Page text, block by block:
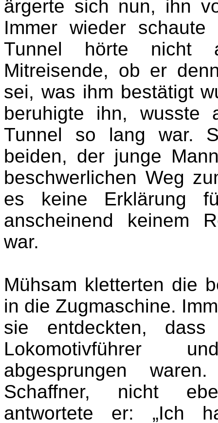
ärgerte sich nun, ihn
Immer wieder
Tunnel hörte nicht
Mitreisende, ob er
sei, was ihm bestätigt
beruhigte ihn, wusste
Tunnel so lang war.
beiden, der junge
beschwerlichen Weg
es keine Erklärung
anscheinend keinem
war.
Mühsam kletterten die
in die Zugmaschine.
sie entdeckten,
Lokomotivführer
abgesprungen
Schaffner, nicht
antwortete er: „Ich